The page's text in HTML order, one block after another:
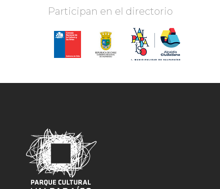
Participan en el directorio